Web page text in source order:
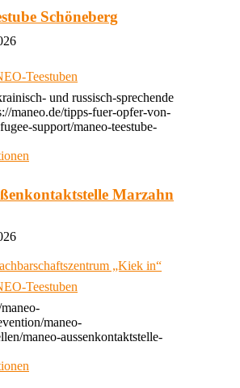
Schöneberg
Teestuben
und russisch-sprechende
maneo.de/tipps-fuer-opfer-von-
support/maneo-teestube-
Marzahn
„Kiek in“
Teestuben
maneo-
maneo-aussenkontaktstelle-